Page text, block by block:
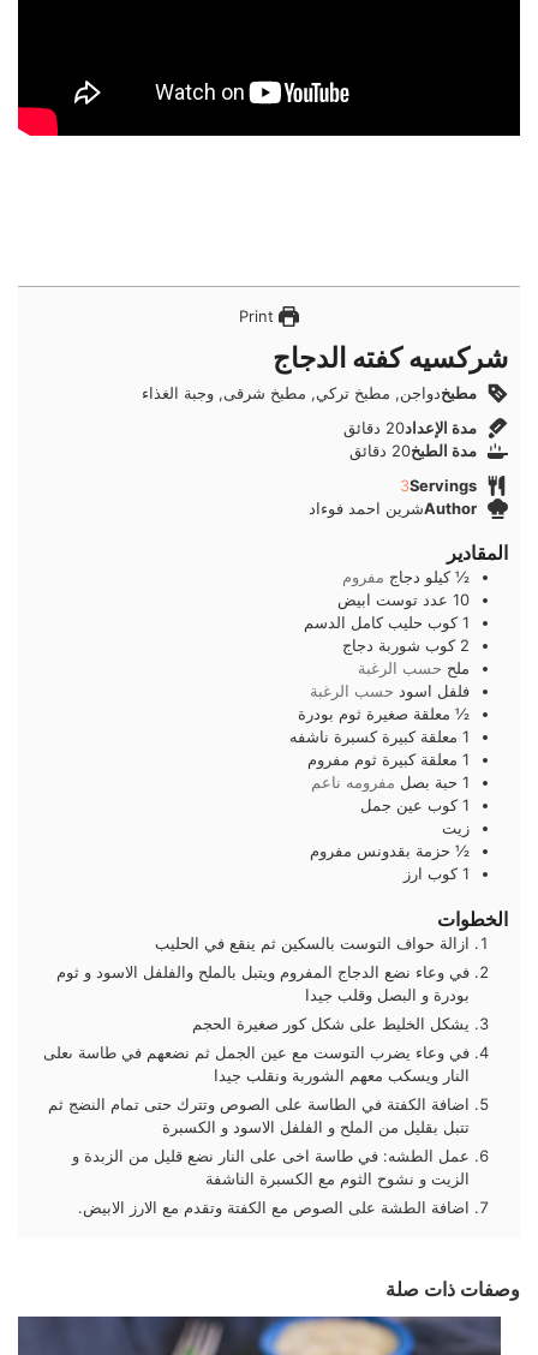
Print
شركسيه كفته الدجاج
مطبخدواجن, مطبخ تركي, مطبخ شرقى, وجبة الغذاء
مدة الإعداد20 دقائق
دقائق
مدة الطبخ20 دقائق
دقائق
Servings
3
Authorشرين احمد فوءاد
المقادير
½ كيلو دجاج مفروم
10 عدد توست ابيض
1 كوب حليب كامل الدسم
2 كوب شوربة دجاج
ملح حسب الرغبة
فلفل اسود حسب الرغبة
½ معلقة صغيرة ثوم بودرة
1 معلقة كبيرةكسبرة ناشفه
1 معلقة كبيرة ثوم مفروم
1 حبة بصل مفرومه ناعم
1 كوب عين جمل
زيت
½ حزمة بقدونس مفروم
1 كوب ارز
الخطوات
ازالة حواف التوست بالسكين ثم ينقع في الحليب
في وعاء نضع الدجاج المفروم ويتبل بالملح والفلفل الاسود و ثوم
بودرة و البصل وقلب جيدا
يشكل الخليط على شكل كور صغيرة الحجم
في وعاء يضرب التوست مع عين الجمل ثم نضعهم في طاسة ىعلى
النار ويسكب معهم الشوربة ونقلب جيدا
اضافة الكفتة في الطاسة على الصوص وتترك حتى تمام النضج ثم
تتبل بقليل من الملح و الفلفل الاسود و الكسبرة
عمل الطشه: في طاسة اخى على النار نضع قليل من الزبدة و
الزيت و نشوح الثوم مع الكسبرة الناشفة
اضافة الطشة على الصوص مع الكفتة وتقدم مع الارز الابيض.
وصفات ذات صلة